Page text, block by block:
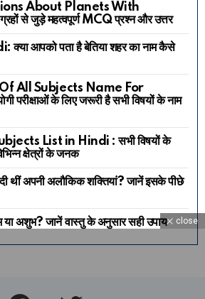
About Planets With
से जुड़े महत्वपूर्ण MCQ प्रश्न और उत्तर
आपको पता है बेतिया शहर का नाम कैसे
All Subjects Name For
परीक्षाओं के लिए जरूरी है सभी विषयों के नाम
List in Hindi : सभी विषयों के
क्षेत्रों के जनक
थीं अपनी अलौकिक शक्तियां? जानें इसके पीछे
या अशुभ? जानें वास्तु के अनुसार सही उपाय
Facebook Twitter
close